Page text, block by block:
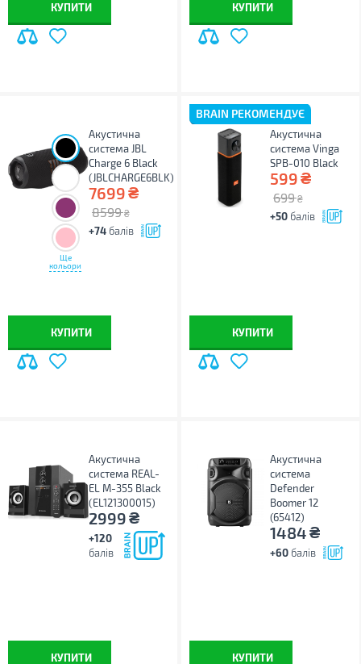
КУПИТИ КУПИТИ
Ще
кольори
Акустична
система JBL
Charge 6 Black
(JBLCHARGE6BLK)
7699₴
8599 ₴
+74 балів
КУПИТИ
BRAIN РЕКОМЕНДУЄ
Акустична
система Vinga
SPB-010 Black
599₴
699 ₴
+50 балів
КУПИТИ
Акустична
система REAL-
EL M-355 Black
(EL121300015)
2999₴
+120
балів
КУПИТИ
Акустична
система
Defender
Boomer 12
(65412)
1484₴
+60 балів
КУПИТИ